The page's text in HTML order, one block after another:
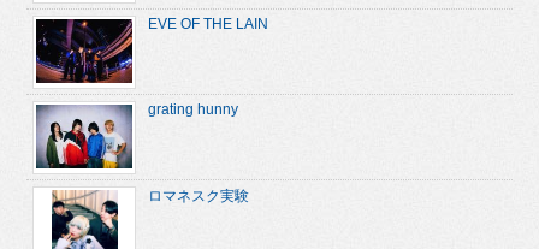
EVE OF THE LAIN
grating hunny
ロマネスク実験